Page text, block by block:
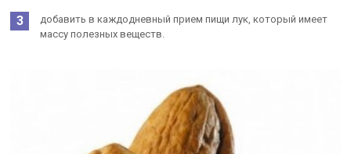
добавить в каждодневный прием пищи лук, который имеет
массу полезных веществ.